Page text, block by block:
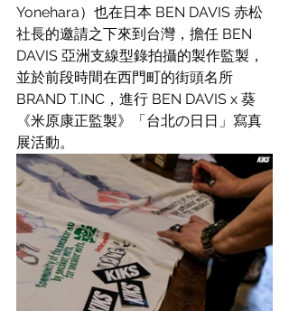
Yonehara）也在日本 BEN DAVIS 赤松
社長的邀請之下來到台灣，擔任 BEN
DAVIS 亞洲支線型錄拍攝的製作監製，
並於前段時間在西門町的街頭名所
BRAND T.INC，進行 BEN DAVIS x 葵
《米原康正監製》「台北の日日」寫真
展活動。